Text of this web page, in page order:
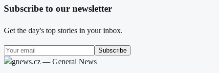
Subscribe to our newsletter
Get the day's top stories in your inbox.
Subscribe